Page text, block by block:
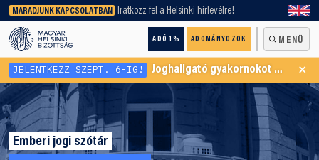
MARADJUNK KAPCSOLATBAN Iratkozz fel a Helsinki hírlevélre!
ADÓ 1% ADOMÁNYOZOK MENÜ
keresőnket!
JELENTKEZZ SZEPT. 6-IG! Joghallgató gyakornokot keresünk Menekültügyi Programunkba ×
Emberi jogi szótár